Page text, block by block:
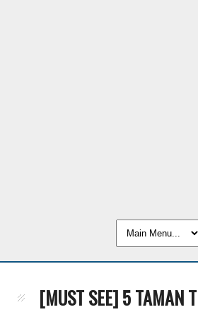
[MUST SEE] 5 TAMAN